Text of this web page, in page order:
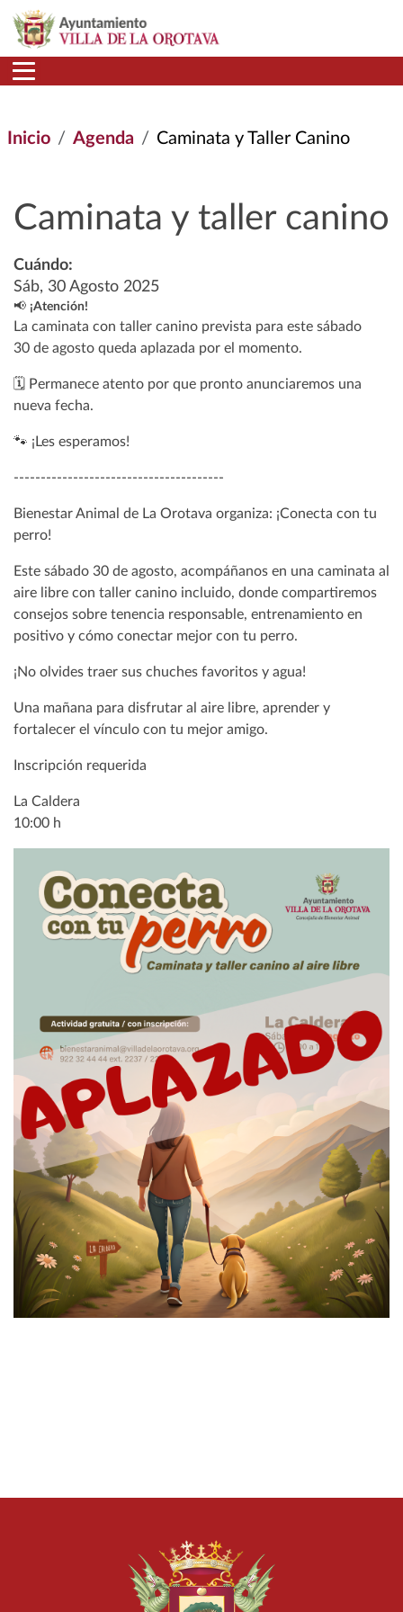
Pasar al contenido principal
Inicio Agenda Caminata y Taller Canino
Caminata y taller canino
Cuándo:
Sáb, 30 Agosto 2025
📢 ¡Atención!
La caminata con taller canino prevista para este sábado
30 de agosto queda aplazada por el momento.
🗓️ Permanece atento por que pronto anunciaremos una
nueva fecha.
🐾 ¡Les esperamos!
---------------------------------------
Bienestar Animal de La Orotava organiza: ¡Conecta con tu
perro!
Este sábado 30 de agosto, acompáñanos en una caminata al
aire libre con taller canino incluido, donde compartiremos
consejos sobre tenencia responsable, entrenamiento en
positivo y cómo conectar mejor con tu perro.
¡No olvides traer sus chuches favoritos y agua!
Una mañana para disfrutar al aire libre, aprender y
fortalecer el vínculo con tu mejor amigo.
Inscripción requerida
La Caldera
10:00 h